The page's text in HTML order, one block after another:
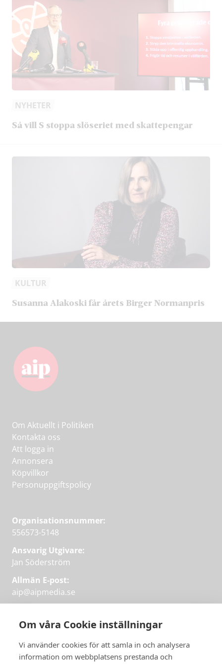
Om våra Cookie inställningar
Vi använder cookies för att samla in och analysera
information om webbplatsens prestanda och
NYHETER
Så vill S stoppa slöseriet med skattepengar
KULTUR
Susanna Alakoski får årets Birger Normanpris
Om Aktuellt i Politiken
Kontakta oss
Att logga in
Annonsera
Köpvillkor
Personuppgiftspolicy
Organisationsnummer:
556573-5148
Ansvarig Utgivare:
Jan Söderström
Allmän E-post:
aip@aipmedia.se
aip@flowyinfo.seeller 08-1210 60 40.
Instagram
LinkedIn
Twitter
Facebook